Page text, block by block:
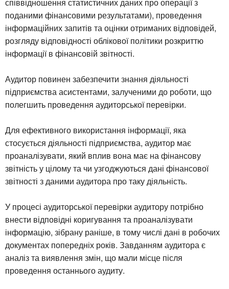
поданими фінансовими результатами), проведення
інформаційних запитів та оцінки отриманих відповідей,
розгляду відповідності облікової політики розкриттю
інформації в фінансовій звітності.
Аудитор повинен забезпечити знання діяльності
підприємства асистентами, залученими до роботи, що
полегшить проведення аудиторської перевірки.
Для ефективного використання інформації, яка
стосується діяльності підприємства, аудитор має
проаналізувати, який вплив вона має на фінансову
звітність у цілому та чи узгоджуються дані фінансової
звітності з даними аудитора про таку діяльність.
У процесі аудиторської перевірки аудитору потрібно
внести відповідні коригування та проаналізувати
інформацію, зібрану раніше, в тому числі дані в робочих
документах попередніх років. Завданням аудитора є
аналіз та виявлення змін, що мали місце після
проведення останнього аудиту.